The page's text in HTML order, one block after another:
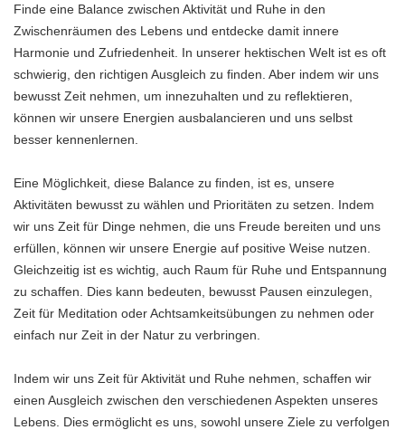
Finde eine Balance zwischen Aktivität und Ruhe in den
Zwischenräumen des Lebens und entdecke damit innere
Harmonie und Zufriedenheit. In unserer hektischen Welt ist es oft
schwierig, den richtigen Ausgleich zu finden. Aber indem wir uns
bewusst Zeit nehmen, um innezuhalten und zu reflektieren,
können wir unsere Energien ausbalancieren und uns selbst
besser kennenlernen.
Eine Möglichkeit, diese Balance zu finden, ist es, unsere
Aktivitäten bewusst zu wählen und Prioritäten zu setzen. Indem
wir uns Zeit für Dinge nehmen, die uns Freude bereiten und uns
erfüllen, können wir unsere Energie auf positive Weise nutzen.
Gleichzeitig ist es wichtig, auch Raum für Ruhe und Entspannung
zu schaffen. Dies kann bedeuten, bewusst Pausen einzulegen,
Zeit für Meditation oder Achtsamkeitsübungen zu nehmen oder
einfach nur Zeit in der Natur zu verbringen.
Indem wir uns Zeit für Aktivität und Ruhe nehmen, schaffen wir
einen Ausgleich zwischen den verschiedenen Aspekten unseres
Lebens. Dies ermöglicht es uns, sowohl unsere Ziele zu verfolgen